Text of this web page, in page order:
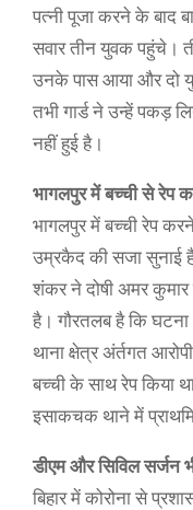
पत्नी पूजा करने के बाद
सवार तीन युवक पहुंचे।
उनके पास आया और दो
तभी गार्ड ने उन्हें पकड़
नहीं हुई है।
भागलपुर में बच्ची से रेप
भागलपुर में बच्ची रेप
उम्रकैद की सजा सुनाई
शंकर ने दोषी अमर कुमार
है। गौरतलब है कि
थाना क्षेत्र अंर्तगत
बच्ची के साथ रेप किया
इसाकचक थाने में
डीएम और सिविल सर्जन
बिहार में कोरोना से